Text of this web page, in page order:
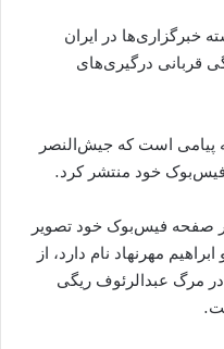
خبرگزاری‌ها در ایران
قربانی درگیر‌ی‌های
پیامی است که جیش‌النصر
خود منتشر کرد.
در صفحه فیس‌بوک خود تصویر
مهرنهاد نام دارد، از
مرگ عبدالرئوف ریگی